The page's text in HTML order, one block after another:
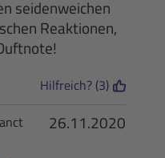
seidenweichen
Reaktionen,
Hilfreich? (3)
26.11.2020